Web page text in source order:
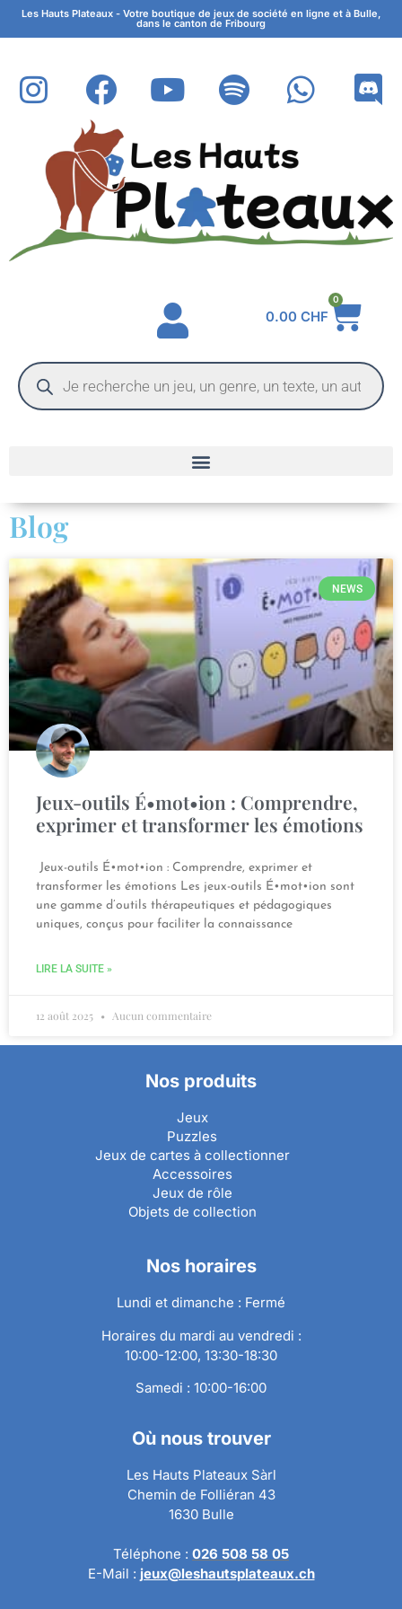
Les Hauts Plateaux - Votre boutique de jeux de société en ligne et à Bulle,
dans le canton de Fribourg
0.00 CHF
0
Blog
NEWS
Jeux-outils É•mot•ion : Comprendre,
exprimer et transformer les émotions
Jeux-outils É•mot•ion : Comprendre, exprimer et
transformer les émotions Les jeux-outils É•mot•ion sont
une gamme d’outils thérapeutiques et pédagogiques
uniques, conçus pour faciliter la connaissance
LIRE LA SUITE »
12 août 2025 Aucun commentaire
Nos produits
Jeux
Puzzles
Jeux de cartes à collectionner
Accessoires
Jeux de rôle
Objets de collection
Nos horaires
Lundi et dimanche : Fermé
Horaires du mardi au vendredi :
10:00-12:00, 13:30-18:30
Samedi : 10:00-16:00
Où nous trouver
Les Hauts Plateaux Sàrl
Chemin de Folliéran 43
1630 Bulle
Téléphone : 026 508 58 05
E-Mail : jeux@leshautsplateaux.ch